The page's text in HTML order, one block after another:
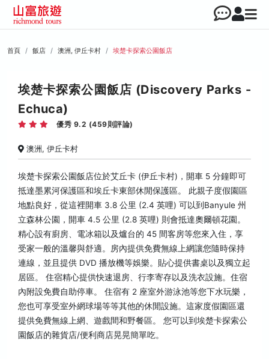
首頁 飯店 澳洲, 伊丘卡村 埃楚卡探索公園飯店
埃楚卡探索公園飯店 (Discovery Parks -
Echuca)
優秀 9.2 (459則評論)
澳洲, 伊丘卡村
埃楚卡探索公園飯店位於艾丘卡 (伊丘卡村)，開車 5 分鐘即可
抵達墨累河保護區和埃丘卡東部休閒保護區。 此親子度假園區
地點良好，從這裡開車 3.8 公里 (2.4 英哩) 可以到Banyule 州
立森林公園，開車 4.5 公里 (2.8 英哩) 則會抵達奧爾頓花園。
精心設有廚房、電冰箱以及爐台的 45 間客房等您來入住，享
受家一般的溫馨與舒適。房內提供免費無線上網讓您隨時保持
連線，並且提供 DVD 播放機等娛樂。貼心提供書桌以及獨立起
居區。 住宿精心提供快速退房、行李寄存以及洗衣設施。住宿
內附設免費自助停車。 住宿有 2 座室外游泳池等您下水玩樂，
您也可享受室外網球場等等其他的休閒設施。這家度假園區還
提供免費無線上網、遊戲間和野餐區。 您可以到埃楚卡探索公
園飯店的雜貨店/便利商店晃晃簡單吃。